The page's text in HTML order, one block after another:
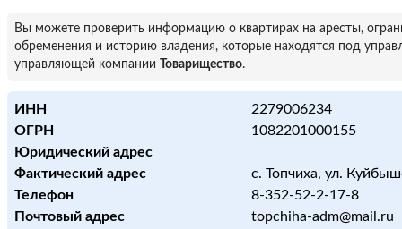
Вы можете проверить информацию о квартирах на аресты,
обременения и историю владения, которые находятся под
управляющей компании
Товарищество.
ИНН
2279006234
ОГРН
1082201000155
Юридический адрес
Фактический адрес
с. Топчиха, ул.
Телефон
8-352-52-2-17-8
Почтовый адрес
topchiha-adm@mail.ru